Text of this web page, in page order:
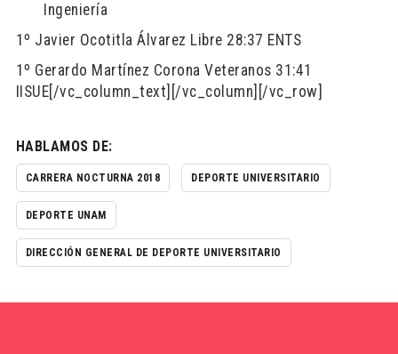
Ingeniería
1º Javier Ocotitla Álvarez Libre 28:37 ENTS
1º Gerardo Martínez Corona Veteranos 31:41
IISUE [/vc_column_text][/vc_column][/vc_row]
HABLAMOS DE:
CARRERA NOCTURNA 2018 DEPORTE UNIVERSITARIO
DEPORTE UNAM
DIRECCIÓN GENERAL DE DEPORTE UNIVERSITARIO